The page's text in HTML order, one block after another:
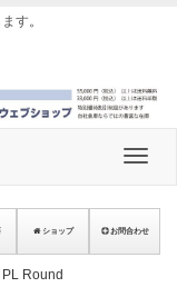
す。
ショップ お問合わせ
PL Round